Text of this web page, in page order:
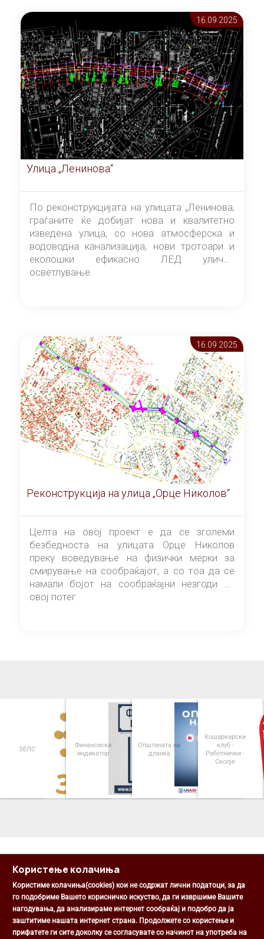
16.09 2025
Улица „Ленинова“
По реконструкцијата на улицата „Ленинова,
граѓаните ќе добијат нова и квалитетно
изведена улица, со нова атмосферска и
водоводна канализација, нови тротоари и
еколошки ефикасно ЛЕД улично
осветлување.
16.09 2025
Реконструкција на улица „Орце Николов“
Целта на овој проект е да се зголеми
безбедноста на улицата Орце Николов
преку воведување на физички мерки за
смирување на сообраќајот, а со тоа да се
намали бојот на сообраќајни незгоди на
овој потег
ЗЕЛС
Финансиски
индикатор
Општината на
дланка
Кошаркарски
клуб -
Работнички -
Скопје
Општина Центар
Михаил Цоков бр. 1, Скопје
Користење колачиња
Користиме колачиња(cookies) кои не содржат лични податоци, за да
го подобриме Вашето корисничко искуство, да ги извршиме Вашите
нагодувања, да анализираме интернет сообраќај и подобро да ја
заштитиме нашата интернет страна. Продолжете со користење и
прифатете ги сите доколку се согласувате со начинот на употреба на